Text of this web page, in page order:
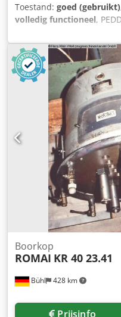
Toestand: goed (gebruikt)
volledig functioneel,
BOORMACHINE 9
mm MEBA 1020 DGP
Snijdiameter: 510 mm
Capaciteit 90 graden:
graden: rond: 500 (400)
(400) x 510 mm
Capaciteit 45 graden:
Bühl 428 km
Boorkop
ROMAI KR 40 23.41
Prijsinfo